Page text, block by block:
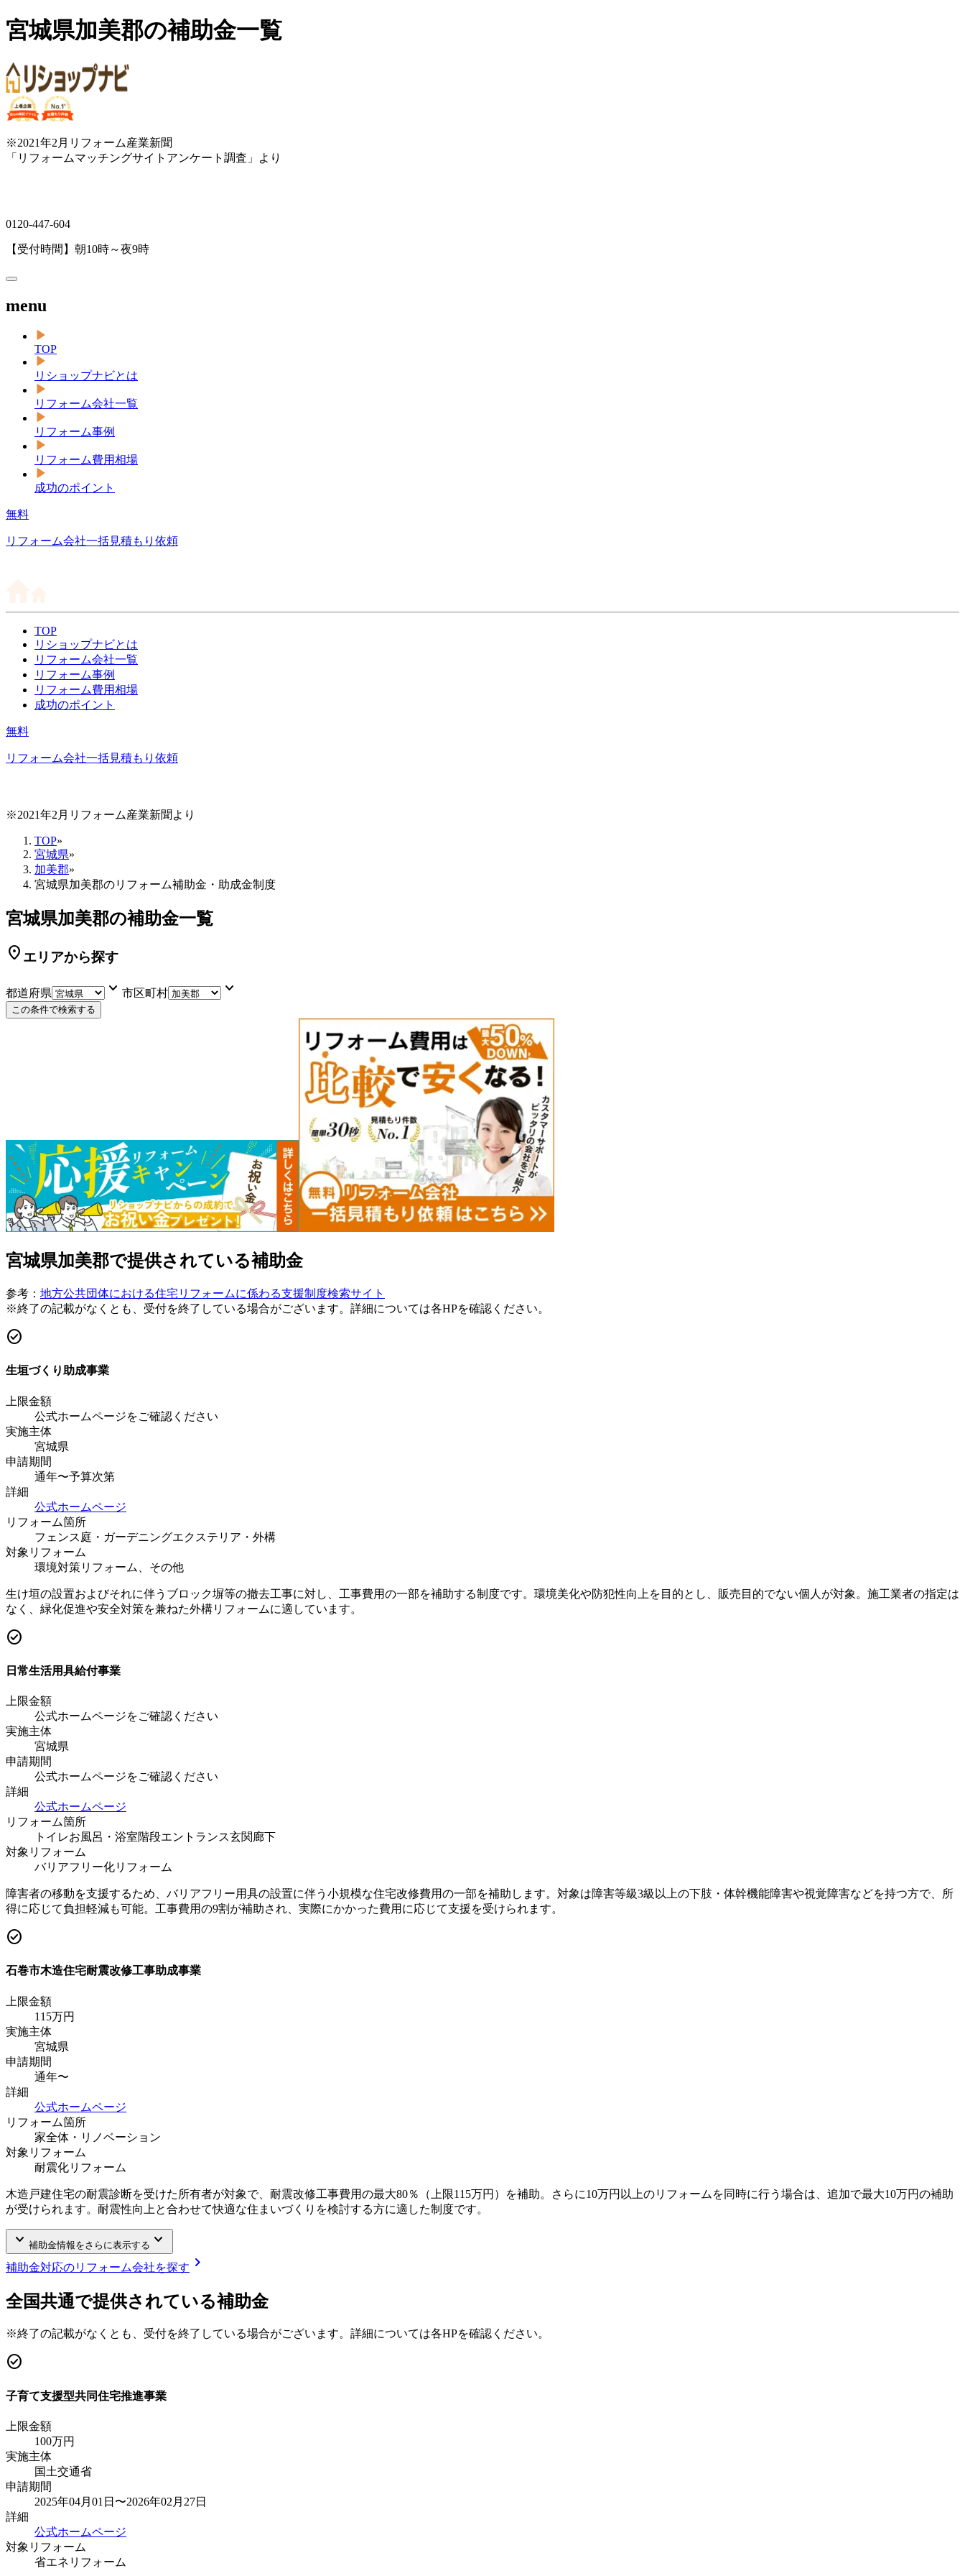
宮城県加美郡の補助金一覧
※2021年2月リフォーム産業新聞
「リフォームマッチングサイトアンケート調査」より
0120-447-604
【受付時間】朝10時～夜9時
menu
TOP
リショップナビとは
リフォーム会社一覧
リフォーム事例
リフォーム費用相場
成功のポイント
無料
リフォーム会社一括見積もり依頼
TOP
リショップナビとは
リフォーム会社一覧
リフォーム事例
リフォーム費用相場
成功のポイント
無料
リフォーム会社一括見積もり依頼
※2021年2月リフォーム産業新聞より
TOP»
宮城県»
加美郡»
宮城県加美郡のリフォーム補助金・助成金制度
宮城県加美郡の補助金一覧
location_on エリアから探す
都道府県 keyboard_arrow_down 市区町村 keyboard_arrow_down
この条件で検索する
宮城県加美郡で提供されている補助金
参考： 地方公共団体における住宅リフォームに係わる支援制度検索サイト
※終了の記載がなくとも、受付を終了している場合がございます。詳細については各HPを確認ください。
check_circle
生垣づくり助成事業
上限金額
公式ホームページをご確認ください
実施主体
宮城県
申請期間
通年〜予算次第
詳細
公式ホームページ
リフォーム箇所
フェンス庭・ガーデニングエクステリア・外構
対象リフォーム
環境対策リフォーム、その他
生け垣の設置およびそれに伴うブロック塀等の撤去工事に対し、工事費用の一部を補助する制度です。環境美化や防犯性向上を目的とし、販売目的でない個人が対象。施工業者の指定は
なく、緑化促進や安全対策を兼ねた外構リフォームに適しています。
check_circle
日常生活用具給付事業
上限金額
公式ホームページをご確認ください
実施主体
宮城県
申請期間
公式ホームページをご確認ください
詳細
公式ホームページ
リフォーム箇所
トイレお風呂・浴室階段エントランス玄関廊下
対象リフォーム
バリアフリー化リフォーム
障害者の移動を支援するため、バリアフリー用具の設置に伴う小規模な住宅改修費用の一部を補助します。対象は障害等級3級以上の下肢・体幹機能障害や視覚障害などを持つ方で、所
得に応じて負担軽減も可能。工事費用の9割が補助され、実際にかかった費用に応じて支援を受けられます。
check_circle
石巻市木造住宅耐震改修工事助成事業
上限金額
115万円
実施主体
宮城県
申請期間
通年〜
詳細
公式ホームページ
リフォーム箇所
家全体・リノベーション
対象リフォーム
耐震化リフォーム
木造戸建住宅の耐震診断を受けた所有者が対象で、耐震改修工事費用の最大80％（上限115万円）を補助。さらに10万円以上のリフォームを同時に行う場合は、追加で最大10万円の補助
が受けられます。耐震性向上と合わせて快適な住まいづくりを検討する方に適した制度です。
keyboard_arrow_down 補助金情報をさらに表示する keyboard_arrow_down
補助金対応のリフォーム会社を探す chevron_right
全国共通で提供されている補助金
※終了の記載がなくとも、受付を終了している場合がございます。詳細については各HPを確認ください。
check_circle
子育て支援型共同住宅推進事業
上限金額
100万円
実施主体
国土交通省
申請期間
2025年04月01日〜2026年02月27日
詳細
公式ホームページ
対象リフォーム
省エネリフォーム